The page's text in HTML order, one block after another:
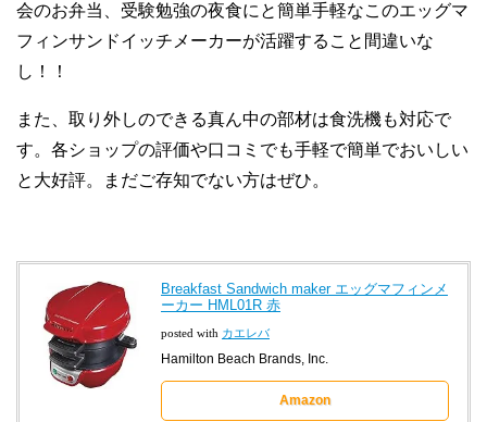
会のお弁当、受験勉強の夜食にと簡単手軽なこのエッグマ
フィンサンドイッチメーカーが活躍すること間違いな
し！！
また、取り外しのできる真ん中の部材は食洗機も対応で
す。各ショップの評価や口コミでも手軽で簡単でおいしい
と大好評。まだご存知でない方はぜひ。
Breakfast Sandwich maker エッグマフィンメ
ーカー HML01R 赤
posted with カエレバ
Hamilton Beach Brands, Inc.
Amazon